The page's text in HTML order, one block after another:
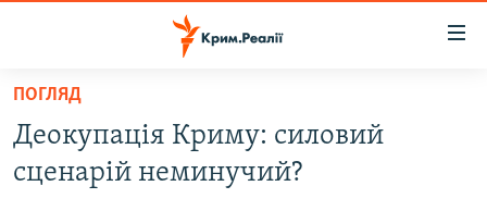
Перейти
основного
матеріалу
ВОДА.КРИМ
ВІДЕО ТА ФОТО
ПОГЛЯД
Деокупація Криму: силовий
сценарій неминучий?